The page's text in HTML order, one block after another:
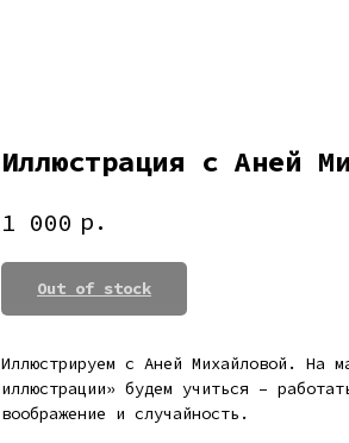
Иллюстрация с Аней
1 000 р.
Out of stock
Иллюстрируем с Аней Михайловой. На
иллюстрации» будем учиться –
воображение и случайность.